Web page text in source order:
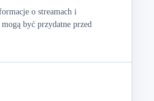
o streamach i
być przydatne przed